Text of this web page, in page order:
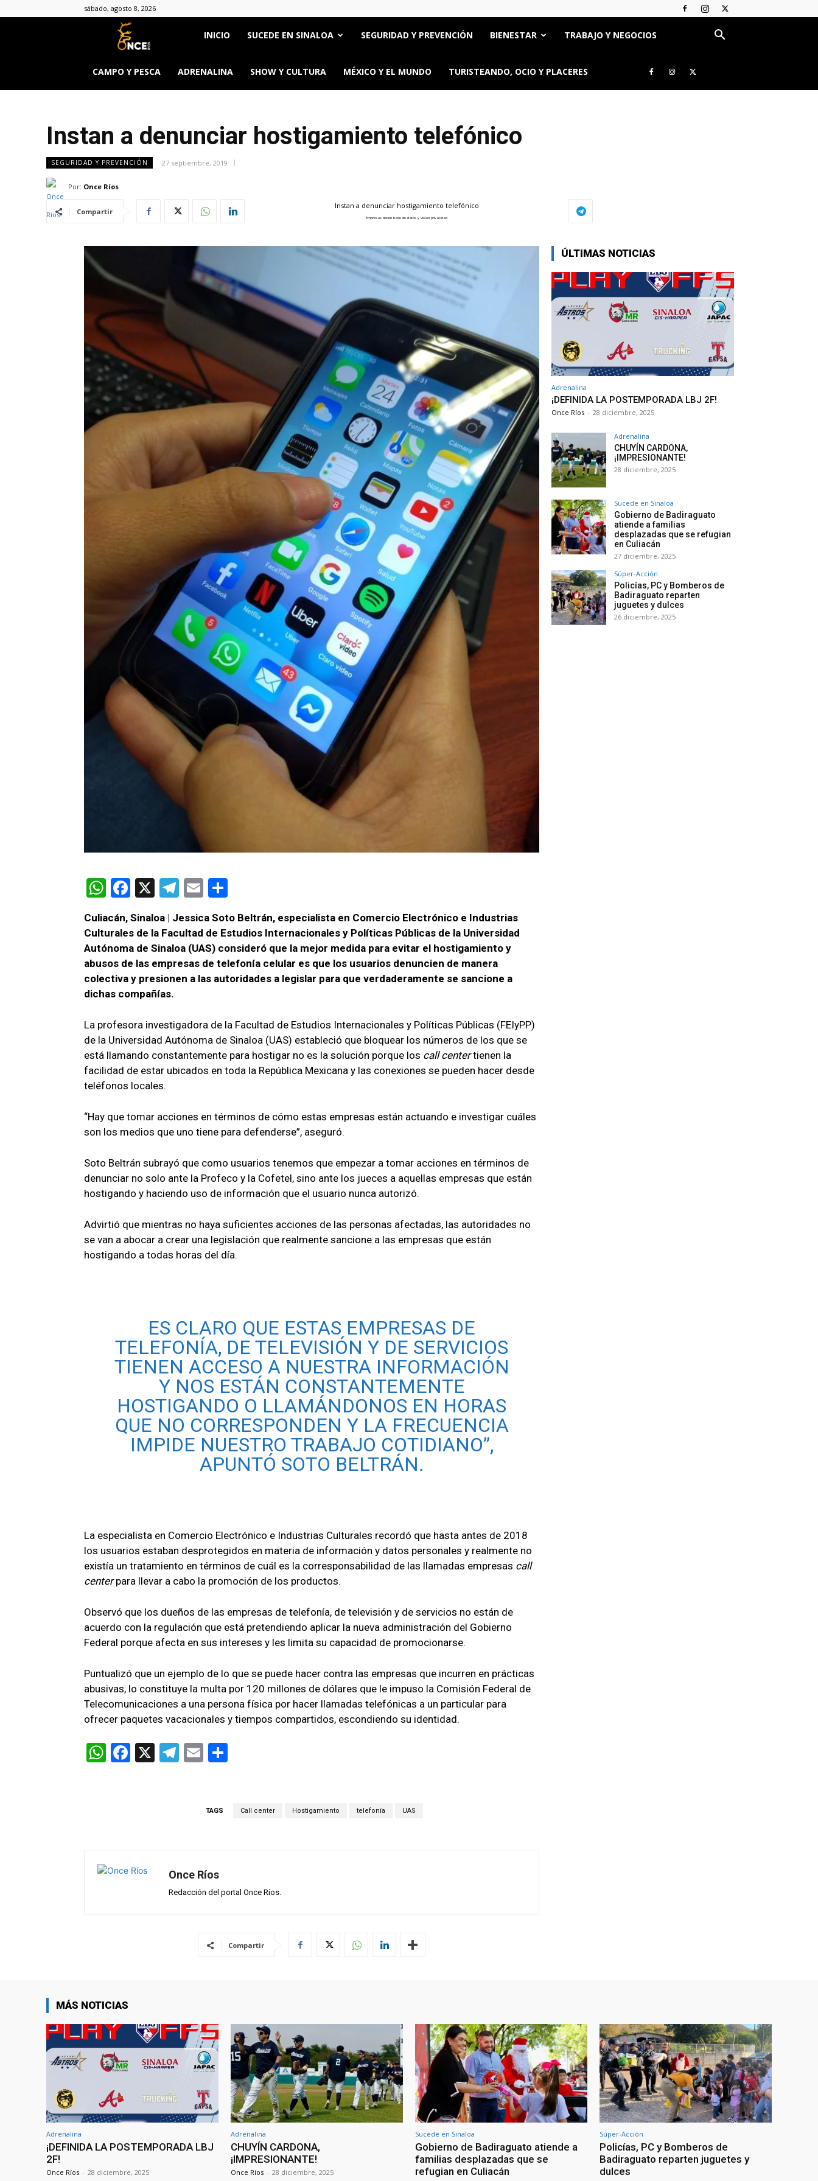
sábado, agosto 8, 2026
Once
Ríos
INICIO SUCEDE EN SINALOA SEGURIDAD Y PREVENCIÓN BIENESTAR TRABAJO Y NEGOCIOS
CAMPO Y PESCA ADRENALINA SHOW Y CULTURA MÉXICO Y EL MUNDO TURISTEANDO, OCIO Y PLACERES
Instan a denunciar hostigamiento telefónico
SEGURIDAD Y PREVENCIÓN 27 septiembre, 2019
Por: Once Ríos
Compartir
Instan a denunciar hostigamiento telefónico
Empresas tienen base de datos y violan privacidad
W
at
s
A
p
p
F
ce
b
o
o
k
X
T
e
gr
a
m
E
ail m
p
ar
tir
Culiacán, Sinaloa | Jessica Soto Beltrán, especialista en Comercio Electrónico e Industrias
Culturales de la Facultad de Estudios Internacionales y Políticas Públicas de la Universidad
Autónoma de Sinaloa (UAS) consideró que la mejor medida para evitar el hostigamiento y
abusos de las empresas de telefonía celular es que los usuarios denuncien de manera
colectiva y presionen a las autoridades a legislar para que verdaderamente se sancione a
dichas compañías.
La profesora investigadora de la Facultad de Estudios Internacionales y Políticas Públicas (FEIyPP)
de la Universidad Autónoma de Sinaloa (UAS) estableció que bloquear los números de los que se
está llamando constantemente para hostigar no es la solución porque los call centertienen la
facilidad de estar ubicados en toda la República Mexicana y las conexiones se pueden hacer desde
teléfonos locales.
“Hay que tomar acciones en términos de cómo estas empresas están actuando e investigar cuáles
son los medios que uno tiene para defenderse”, aseguró.
Soto Beltrán subrayó que como usuarios tenemos que empezar a tomar acciones en términos de
denunciar no solo ante la Profeco y la Cofetel, sino ante los jueces a aquellas empresas que están
hostigando y haciendo uso de información que el usuario nunca autorizó.
Advirtió que mientras no haya suficientes acciones de las personas afectadas, las autoridades no
se van a abocar a crear una legislación que realmente sancione a las empresas que están
hostigando a todas horas del día.
ES CLARO QUE ESTAS EMPRESAS DE
TELEFONÍA, DE TELEVISIÓN Y DE SERVICIOS
TIENEN ACCESO A NUESTRA INFORMACIÓN
Y NOS ESTÁN CONSTANTEMENTE
HOSTIGANDO O LLAMÁNDONOS EN HORAS
QUE NO CORRESPONDEN Y LA FRECUENCIA
IMPIDE NUESTRO TRABAJO COTIDIANO”,
APUNTÓ SOTO BELTRÁN.
La especialista en Comercio Electrónico e Industrias Culturales recordó que hasta antes de 2018
los usuarios estaban desprotegidos en materia de información y datos personales y realmente no
existía un tratamiento en términos de cuál es la corresponsabilidad de las llamadas empresas call
centerpara llevar a cabo la promoción de los productos.
Observó que los dueños de las empresas de telefonía, de televisión y de servicios no están de
acuerdo con la regulación que está pretendiendo aplicar la nueva administración del Gobierno
Federal porque afecta en sus intereses y les limita su capacidad de promocionarse.
Puntualizó que un ejemplo de lo que se puede hacer contra las empresas que incurren en prácticas
abusivas, lo constituye la multa por 120 millones de dólares que le impuso la Comisión Federal de
Telecomunicaciones a una persona física por hacer llamadas telefónicas a un particular para
ofrecer paquetes vacacionales y tiempos compartidos, escondiendo su identidad.
W
p
F
k
X
T
E
TAGS Call center Hostigamiento telefonía UAS
Once Ríos
Redacción del portal Once Ríos.
Compartir
ÚLTIMAS NOTICIAS
Adrenalina
¡DEFINIDA LA POSTEMPORADA LBJ 2F!
Once Ríos - 28 diciembre, 2025
Adrenalina
CHUYÍN CARDONA,
¡IMPRESIONANTE!
28 diciembre, 2025
Sucede en Sinaloa
Gobierno de Badiraguato
atiende a familias
desplazadas que se refugian
en Culiacán
27 diciembre, 2025
Súper-Acción
Policías, PC y Bomberos de
Badiraguato reparten
juguetes y dulces
26 diciembre, 2025
MÁS NOTICIAS
Adrenalina
¡DEFINIDA LA POSTEMPORADA LBJ
2F!
Once Ríos - 28 diciembre, 2025
Adrenalina
CHUYÍN CARDONA,
¡IMPRESIONANTE!
Once Ríos - 28 diciembre, 2025
Sucede en Sinaloa
Gobierno de Badiraguato atiende a
familias desplazadas que se
refugian en Culiacán
Súper-Acción
Policías, PC y Bomberos de
Badiraguato reparten juguetes y
dulces